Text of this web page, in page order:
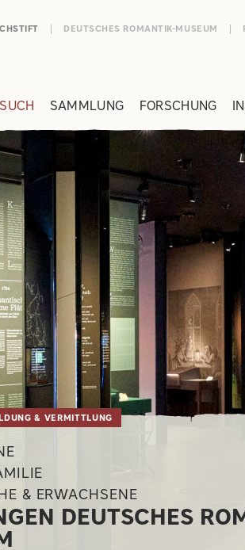
SAMMLUNG FORSCHUNG
DEUTSCHES ROMANTIK-MUSEUM
& VERMITTLUNG
& ERWACHSENE
DEUTSCHES